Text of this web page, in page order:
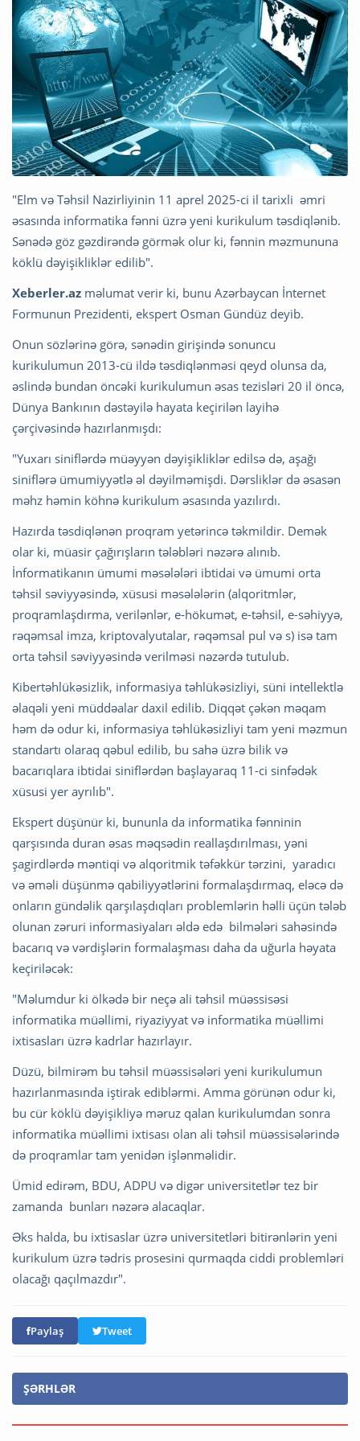
"Elm və Təhsil Nazirliyinin 11 aprel 2025-ci il tarixli əmri
əsasında informatika fənni üzrə yeni kurikulum təsdiqlənib.
Sənədə göz gəzdirəndə görmək olur ki, fənnin məzmununa
köklü dəyişikliklər edilib".
Xeberler.az məlumat verir ki, bunu Azərbaycan İnternet
Formunun Prezidenti, ekspert Osman Gündüz deyib.
Onun sözlərinə görə, sənədin girişində sonuncu
kurikulumun 2013-cü ildə təsdiqlənməsi qeyd olunsa da,
əslində bundan öncəki kurikulumun əsas tezisləri 20 il öncə,
Dünya Bankının dəstəyilə hayata keçirilən layihə
çərçivəsində hazırlanmışdı:
"Yuxarı siniflərdə müəyyən dəyişikliklər edilsə də, aşağı
siniflərə ümumiyyətlə əl dəyilməmişdi. Dərsliklər də əsasən
məhz həmin köhnə kurikulum əsasında yazılırdı.
Hazırda təsdiqlənən proqram yetərincə təkmildir. Demək
olar ki, müasir çağırışların tələbləri nəzərə alınıb.
İnformatikanın ümumi məsələləri ibtidai və ümumi orta
təhsil səviyyəsində, xüsusi məsələlərin (alqoritmlər,
proqramlaşdırma, verilənlər, e-hökumət, e-təhsil, e-səhiyyə,
rəqəmsal imza, kriptovalyutalar, rəqəmsal pul və s) isə tam
orta təhsil səviyyəsində verilməsi nəzərdə tutulub.
Kibertəhlükəsizlik, informasiya təhlükəsizliyi, süni intellektlə
əlaqəli yeni müddəalar daxil edilib. Diqqət çəkən məqam
həm də odur ki, informasiya təhlükəsizliyi tam yeni məzmun
standartı olaraq qəbul edilib, bu sahə üzrə bilik və
bacarıqlara ibtidai siniflərdən başlayaraq 11-ci sinfədək
xüsusi yer ayrılıb".
Ekspert düşünür ki, bununla da informatika fənninin
qarşısında duran əsas məqsədin reallaşdırılması, yəni
şagirdlərdə məntiqi və alqoritmik təfəkkür tərzini, yaradıcı
və əməli düşünmə qabiliyyətlərini formalaşdırmaq, eləcə də
onların gündəlik qarşılaşdıqları problemlərin həlli üçün tələb
olunan zəruri informasiyaları əldə edə bilmələri sahəsində
bacarıq və vərdişlərin formalaşması daha da uğurla həyata
keçiriləcək:
"Məlumdur ki ölkədə bir neçə ali təhsil müəssisəsi
informatika müəllimi, riyaziyyat və informatika müəllimi
ixtisasları üzrə kadrlar hazırlayır.
Düzü, bilmirəm bu təhsil müəssisələri yeni kurikulumun
hazırlanmasında iştirak ediblərmi. Amma görünən odur ki,
bu cür köklü dəyişikliyə məruz qalan kurikulumdan sonra
informatika müəllimi ixtisası olan ali təhsil müəssisələrində
də proqramlar tam yenidən işlənməlidir.
Ümid edirəm, BDU, ADPU və digər universitetlər tez bir
zamanda bunları nəzərə alacaqlar.
Əks halda, bu ixtisaslar üzrə universitetləri bitirənlərin yeni
kurikulum üzrə tədris prosesini qurmaqda ciddi problemləri
olacağı qaçılmazdır".
Paylaş Tweet
ŞƏRHLƏR